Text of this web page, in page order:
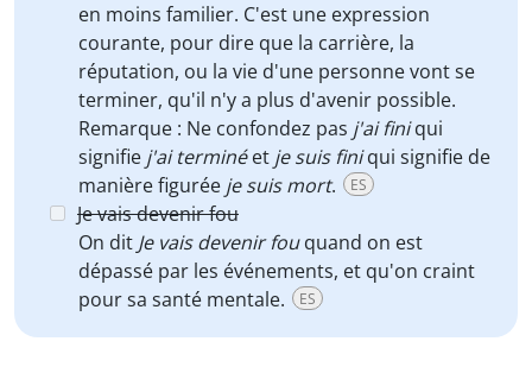
en moins familier. C'est une expression
courante, pour dire que la carrière, la
réputation, ou la vie d'une personne vont se
terminer, qu'il n'y a plus d'avenir possible.
Remarque : Ne confondez pas j'ai finiqui
signifie j'ai terminéet je suis finiqui signifie de
manière figurée je suis mort. ES
Je vais devenir fou
On dit Je vais devenir fouquand on est
dépassé par les événements, et qu'on craint
pour sa santé mentale.
ES